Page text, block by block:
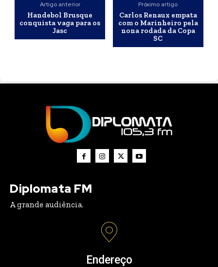
Artigo anterior
Handebol Brusque
conquista vaga para os
Jasc
Próximo artigo
Carlos Renaux empata
com o Marinheiro pela
nona rodada da Copa
SC
Diplomata FM
A grande audiência.
Endereço